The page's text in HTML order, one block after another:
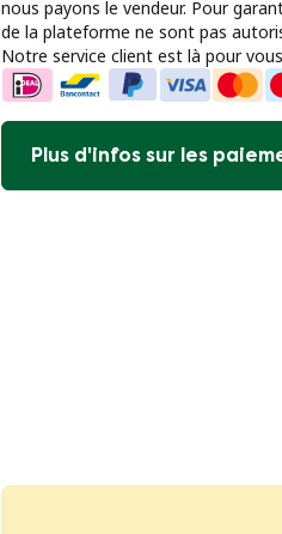
nous payons le vendeur. Pour
de la plateforme ne sont pas
Notre service client est là pour
Plus d'infos sur les